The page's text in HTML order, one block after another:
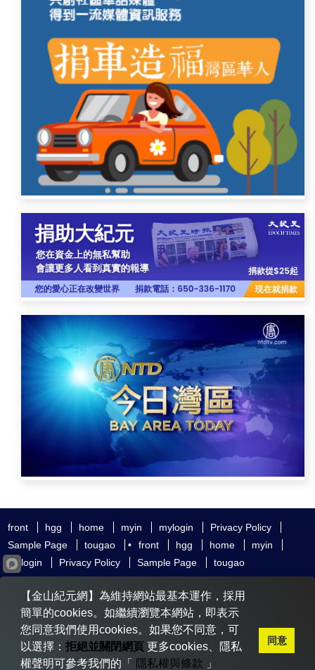
front hgg home myin mylogin
Privacy Policy
Sample Page
tougao • front hgg home
myin
mylogin
Privacy Policy Sample Page tougao
友好鏈接 追查國際 新唐人電視
神韻藝術團
大紀元時報
希望之聲 全球退黨服務中心 明慧網
無界網
【金山紀元網】為維持網站最基本運作，採用
簡單的cookies。如繼續瀏覽本網站，即表示
您同意我們使用cookies。如果您不同意，可
以選擇： 拒絕並關閉網頁更多cookies、隱私
權聲明可參考我們的「
隱私權與條款 」
同意